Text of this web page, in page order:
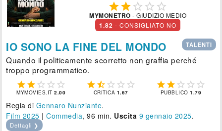
   
MYMONETRO - GIUDIZIO MEDIO
1.82 - CONSIGLIATO NO
TALENTI
IO SONO LA FINE DEL MONDO
Quando il politicamente scorretto non graffia perché
troppo programmatico.
    
MYMOVIES.IT2.00
    
CRITICA 1.67
    
PUBBLICO1.79
Regia di Gennaro Nunziante.
Film 2025 |Commedia, 96 min. Uscita 9 gennaio 2025.
Dettagli ❯